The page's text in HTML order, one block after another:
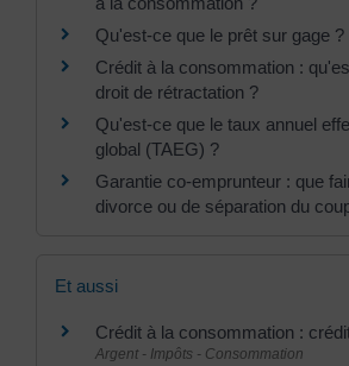
Qu'est-ce que le prêt sur gage ?
Crédit à la consommation :
droit de rétractation ?
Qu'est-ce que le taux annuel
global (TAEG) ?
Garantie co-emprunteur : que
divorce ou de séparation du
Et aussi
Crédit à la consommation :
Argent - Impôts - Consommation